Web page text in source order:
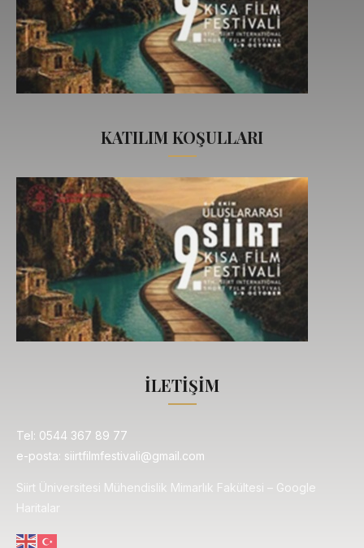
KATILIM KOŞULLARI
İLETİŞİM
Tel: 0544 367 89 77
e-posta: siirtfilmfestivali@gmail.com
Siirt Üniversitesi Mühendislik Mimarlık Fakültesi – Google
Haritalar